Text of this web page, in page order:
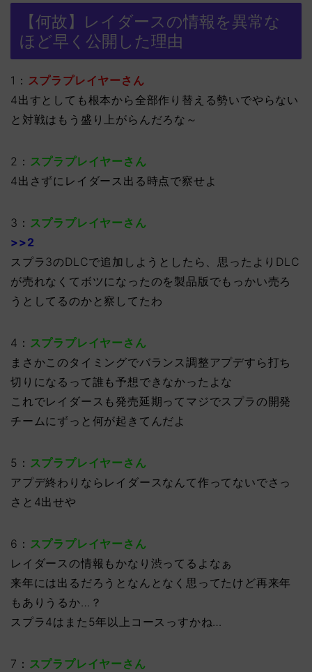
【何故】レイダースの情報を異常な
ほど早く公開した理由
1： スプラプレイヤーさん
4出すとしても根本から全部作り替える勢いでやらない
と対戦はもう盛り上がらんだろな～
2： スプラプレイヤーさん
4出さずにレイダース出る時点で察せよ
3： スプラプレイヤーさん
>>2
スプラ3のDLCで追加しようとしたら、思ったよりDLC
が売れなくてボツになったのを製品版でもっかい売ろ
うとしてるのかと察してたわ
4： スプラプレイヤーさん
まさかこのタイミングでバランス調整アプデすら打ち
切りになるって誰も予想できなかったよな
これでレイダースも発売延期ってマジでスプラの開発
チームにずっと何が起きてんだよ
5： スプラプレイヤーさん
アプデ終わりならレイダースなんて作ってないでさっ
さと4出せや
6： スプラプレイヤーさん
レイダースの情報もかなり渋ってるよなぁ
来年には出るだろうとなんとなく思ってたけど再来年
もありうるか…？
スプラ4はまた5年以上コースっすかね…
7： スプラプレイヤーさん